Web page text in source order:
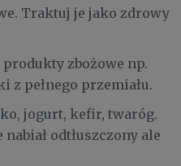
Traktuj je jako zdrowy
zbożowe np.
z pełnego przemiału.
jogurt, kefir, twaróg.
odtłuszczony ale